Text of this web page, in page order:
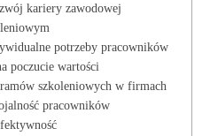
kariery zawodowej
potrzeby pracowników
poczucie wartości
szkoleniowych w firmach
pracowników